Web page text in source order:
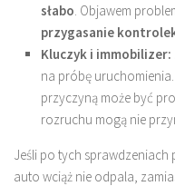
słabo . Objawem
przygasanie
Kluczyk i immobilizer:
na próbę
przyczyną może być
rozruchu mogą nie
Jeśli po tych sprawdzeniach
auto wciąż nie odpala,